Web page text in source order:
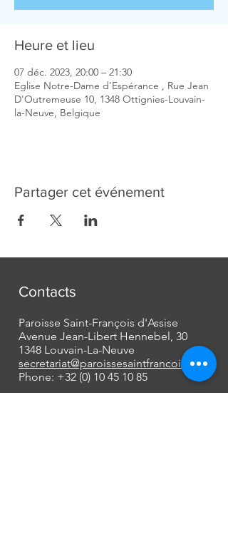
Heure et lieu
07 déc. 2023, 20:00 – 21:30
Eglise Notre-Dame d'Espérance , Rue Jean
D'Outremeuse 10, 1348 Ottignies-Louvain-
la-Neuve, Belgique
Partager cet événement
Contacts
Paroisse Saint-François d'Assise
Avenue Jean-Libert Hennebel, 30
1348 Louvain-La-Neuve
secretariat@paroissesaintfrancois.be
Phone: +32 (0) 10 45 10 85